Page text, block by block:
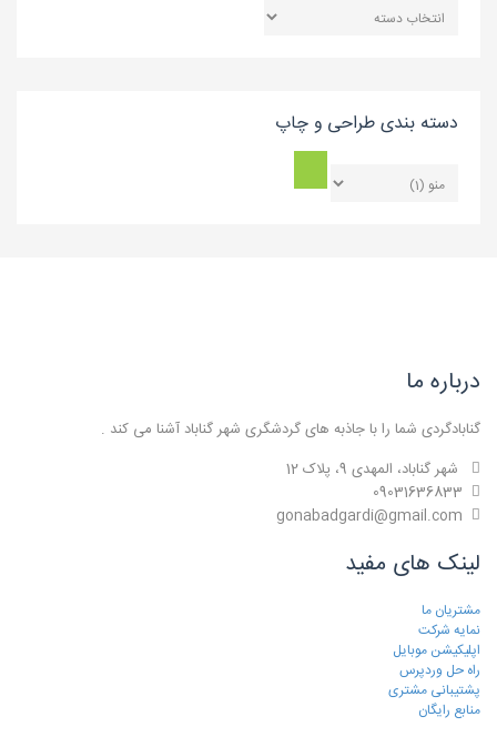
بندی
دسته بندی طراحی و چاپ
درباره ما
گنابادگردی شما را با جاذبه های گردشگری شهر گناباد آشنا می کند .
شهر گناباد، المهدی 9، پلاک 12
لینک های مفید
مشتریان ما
نمایه شرکت
اپلیکیشن موبایل
راه حل وردپرس
پشتیبانی مشتری
منابع رایگان